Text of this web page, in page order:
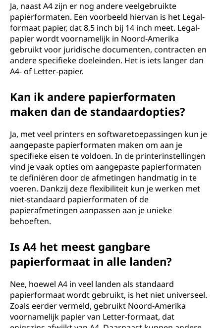
Ja, naast A4 zijn er nog andere veelgebruikte
papierformaten. Een voorbeeld hiervan is het Legal-
formaat papier, dat 8,5 inch bij 14 inch meet. Legal-
papier wordt voornamelijk in Noord-Amerika
gebruikt voor juridische documenten, contracten en
andere specifieke doeleinden. Het is iets langer dan
A4- of Letter-papier.
Kan ik andere papierformaten
maken dan de standaardopties?
Ja, met veel printers en softwaretoepassingen kun je
aangepaste papierformaten maken om aan je
specifieke eisen te voldoen. In de printerinstellingen
vind je vaak opties om aangepaste papierformaten
te definiëren door de afmetingen handmatig in te
voeren. Dankzij deze flexibiliteit kun je werken met
niet-standaard papierformaten of de
papierafmetingen aanpassen aan je unieke
behoeften.
Is A4 het meest gangbare
papierformaat in alle landen?
Nee, hoewel A4 in veel landen als standaard
papierformaat wordt gebruikt, is het niet universeel.
Zoals eerder vermeld, gebruikt Noord-Amerika
voornamelijk papier van Letter-formaat, dat